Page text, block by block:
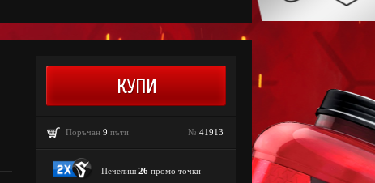
Поръчан 9 пъти №:41913
Печелиш 26 промо точки